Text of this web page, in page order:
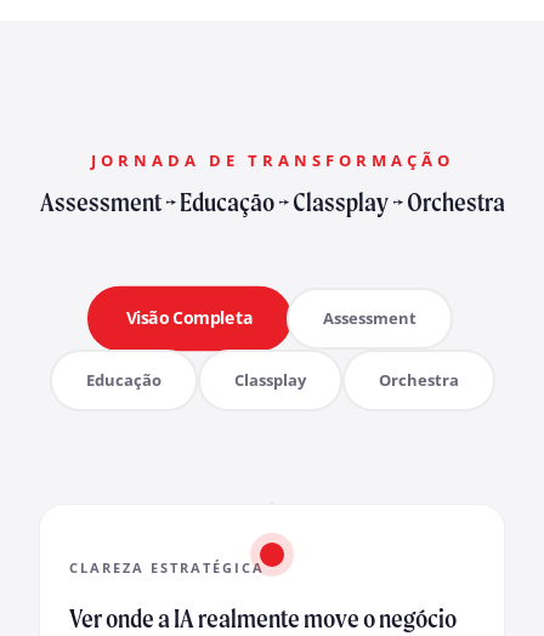
JORNADA DE TRANSFORMAÇÃO
Assessment → Educação → Classplay → Orchestra
Visão Completa Assessment
Educação Classplay Orchestra
CLAREZA ESTRATÉGICA
Ver onde a IA realmente move o negócio